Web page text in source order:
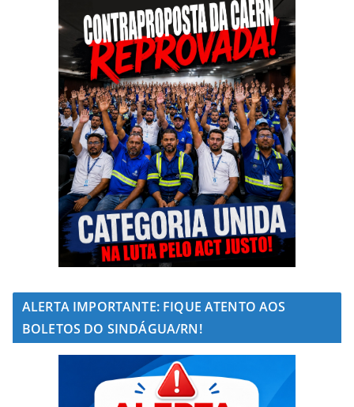
ALERTA IMPORTANTE: FIQUE ATENTO AOS
BOLETOS DO SINDÁGUA/RN!